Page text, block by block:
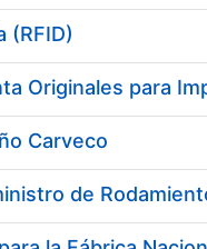
(RFID)
Originales para
Carveco